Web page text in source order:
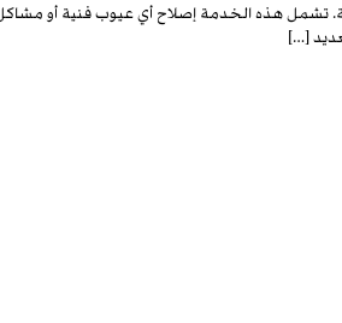
هذه الخدمة إصلاح أي عيوب فنية أو مشاكل
[…]